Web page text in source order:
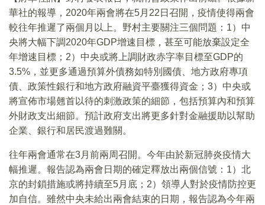
華社的報導，2020年兩會將在5月22日召開，疫情使得兩會
較往年推遲了兩個月以上。野村主要關注三個問題：1）中
央將大幅下調2020年GDP增速目標，甚至可能放棄設定全
年增速目標；2）中央或將上調財政赤字率目標至GDP的
3.5%，並更多通過預算外債務如特別國債、地方政府專項
債、政策性銀行和地方政府融資平臺獲得資金；3）中央或
將宣佈市場翹首以待的刺激政策的細節，包括預算內和預算
外財政支出細節。預計政府支出將更多針對金融援助以幫助
企業、銀行和居民渡過難關。
往年兩會通常在3月前兩周召開。今年由於新冠肺炎疫情大
幅推遲。報告認為兩會日期的確定釋放出兩個信號：1）北
京的封鎖措施或將持續至5月底；2）領導人對於疫情防控更
加自信。雖然中央未給出兩會結束的日期，報告認為今年兩